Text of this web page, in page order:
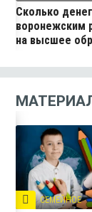
Сколько
воронежским
на высшее
СЕМЕЙНОЕ